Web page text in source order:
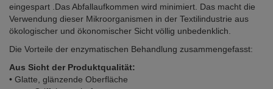
eingespart .Das Abfallaufkommen wird minimiert. Das macht die
Verwendung dieser Mikroorganismen in der Textilindustrie aus
ökologischer und ökonomischer Sicht völlig unbedenklich.
Die Vorteile der enzymatischen Behandlung zusammengefasst:
Aus Sicht der Produktqualität:
• Glatte, glänzende Oberfläche